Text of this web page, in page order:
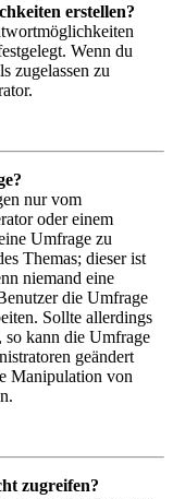
erstellen?
Wenn du
zugelassen zu
nur vom
oder einem
Umfrage zu
Themas; dieser ist
niemand eine
die Umfrage
Sollte allerdings
so kann die Umfrage
geändert
Manipulation von
zugreifen?